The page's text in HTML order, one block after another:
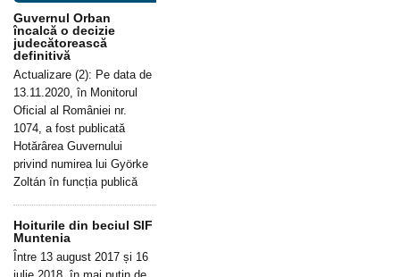
Guvernul Orban
încalcă o decizie
judecătorească
definitivă
Actualizare (2): Pe data de
13.11.2020, în Monitorul
Oficial al României nr.
1074, a fost publicată
Hotărârea Guvernului
privind numirea lui Györke
Zoltán în funcția publică
Hoiturile din beciul SIF
Muntenia
Între 13 august 2017 și 16